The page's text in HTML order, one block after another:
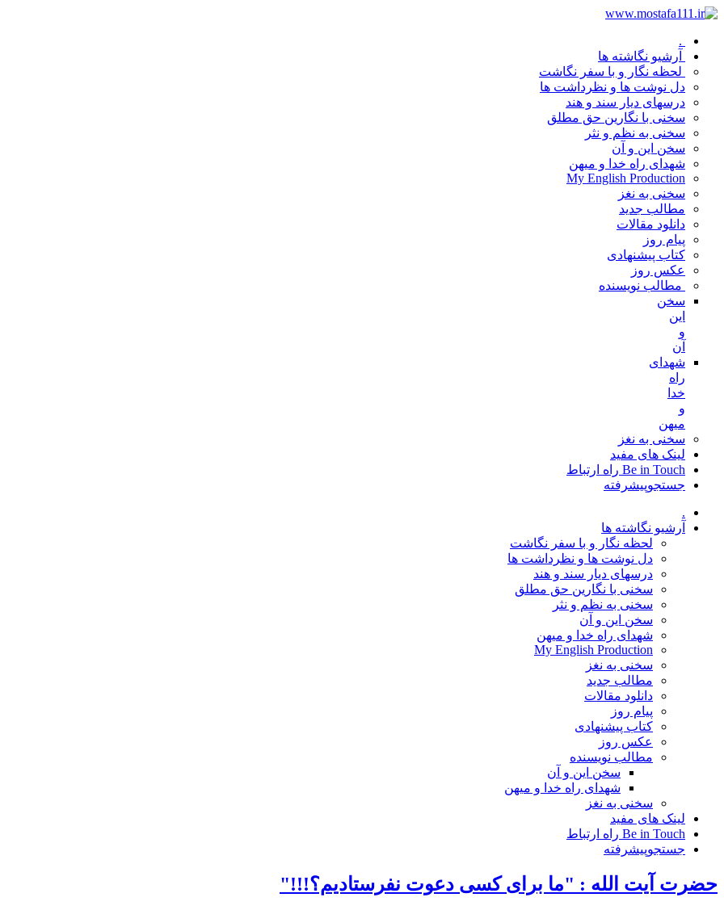
.
آرشیو نگاشته ها
لحظه نگار و با سفر نگاشت
دل نوشت ها و نظرداشت ها
درسهای دیار سند و هند
سخنی با نگارین حق مطلق
سخنی به نظم و نثر
سخن این و آن
شهدای راه خدا و میهن
My English Production
سخنی به نغز
مطالب جدید
دانلود مقالات
پیام روز
کتاب پیشنهادی
عکس روز
مطالب نویسنده
سخن
این
و
آن
شهدای
راه
خدا
و
میهن
سخنی به نغز
لینک های مفید
Be in Touch راه ارتباط
جستجوپیشرفته
.
آرشیو نگاشته ها
لحظه نگار و با سفر نگاشت
دل نوشت ها و نظرداشت ها
درسهای دیار سند و هند
سخنی با نگارین حق مطلق
سخنی به نظم و نثر
سخن این و آن
شهدای راه خدا و میهن
My English Production
سخنی به نغز
مطالب جدید
دانلود مقالات
پیام روز
کتاب پیشنهادی
عکس روز
مطالب نویسنده
سخن این و آن
شهدای راه خدا و میهن
سخنی به نغز
لینک های مفید
Be in Touch راه ارتباط
جستجوپیشرفته
حضرت آیت الله : "ما برای کسی دعوت نفرستادیم؟!!!"